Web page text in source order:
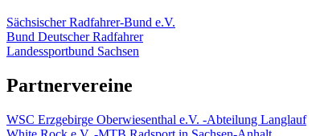
Sächsischer Radfahrer-Bund e.V.
Bund Deutscher Radfahrer
Landessportbund Sachsen
Partnervereine
WSC Erzgebirge Oberwiesenthal e.V. -Abteilung Langlauf